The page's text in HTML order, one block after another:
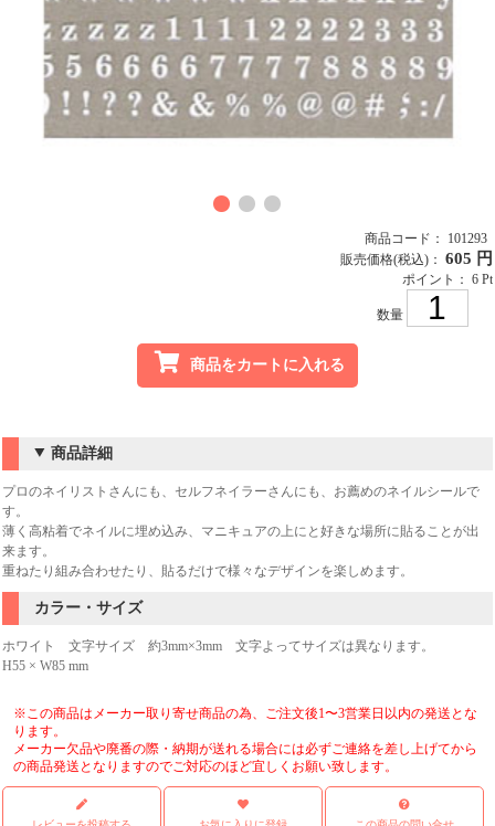
商品コード： 101293
販売価格(税込)： 605 円
ポイント： 6 Pt
数量
商品をカートに入れる
商品詳細
プロのネイリストさんにも、セルフネイラーさんにも、お薦めのネイルシールで
す。
薄く高粘着でネイルに埋め込み、マニキュアの上にと好きな場所に貼ることが出
来ます。
重ねたり組み合わせたり、貼るだけで様々なデザインを楽しめます。
カラー・サイズ
ホワイト 文字サイズ 約3mm×3mm 文字よってサイズは異なります。
H55 × W85 mm
※この商品はメーカー取り寄せ商品の為、ご注文後1〜3営業日以内の発送とな
ります。
メーカー欠品や廃番の際・納期が送れる場合には必ずご連絡を差し上げてから
の商品発送となりますのでご対応のほど宜しくお願い致します。